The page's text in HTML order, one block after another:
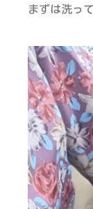
まずは洗